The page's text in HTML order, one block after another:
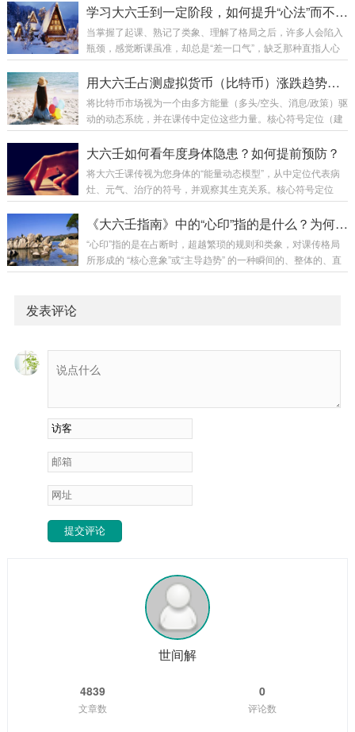
指根部：空亡（六月，未位）记忆口诀：“寅上起...
全年大势。亦可分上下半年或季度起课，以观察趋势流转。核
经济基本面。日支：代表民生、基层、内部市场环境。财爻：
代表国家财政收入、金融市场流动性、社会财富总量。官鬼
爻：代表科技创新、消费活力、中小企业、生产力...
学习大六壬到一定阶段，如何提升“心法”而不仅是技巧？
当掌握了起课、熟记了类象、理解了格局之后，许多人会陷入
瓶颈，感觉断课虽准，却总是“差一口气”，缺乏那种直指人心
的穿透力。这个阶段，提升的关键就在于从 “术”的层面，跃升
至 “道”的层面——即修习“心法”。这如同一位剑客，从练习固
简，捕捉课传之“神”目标： 从记忆“一百条断语”，转向感受“一
个核心意象”。心法实践：放弃套用：断课前，暂时忘掉《毕法
用大六壬占测虚拟货币（比特币）涨跌趋势，主要看哪些要素？
将比特币市场视为一个由多方能量（多头/空头、消息/政策）驱
动的动态系统，并在课传中定位这些力量。核心符号定位（建
立“金融词典”）日干：代表问卜人自己，即交易者。日支：代
表比特币市场本身、大盘环境。财爻：这是最核心的符号，代
涨的动能和源头。它能生财爻，是 “多头” 的象征。官鬼爻：代
表监管、政策利空、市场恐慌、抛售压力。它是克制日干（交
大六壬如何看年度身体隐患？如何提前预防？
将大六壬课传视为您身体的“能量动态模型”，从中定位代表病
灶、元气、治疗的符号，并观察其生克关系。核心符号定位
（建立“身体词典”）日干：代表问卜人自己，即您的整体身心
状态。日支：代表所问的“年度健康”这件事，也代表身体的根
判断隐患的第一步。子孙爻：代表医药、免疫力、身体的自我
修复能力。是克制疾病的力量。父母爻：代表庇护、休养，但
《大六壬指南》中的“心印”指的是什么？为何被称为课魂？
“心印”指的是在占断时，超越繁琐的规则和类象，对课传格局
所形成的 “核心意象”或“主导趋势” 的一种瞬间的、整体的、直
指本质的把握。 它是对课传之“神”而非“形”的领悟。它之所以
印”：...
发表评论
提交评论
世间解
4839
文章数
0
评论数